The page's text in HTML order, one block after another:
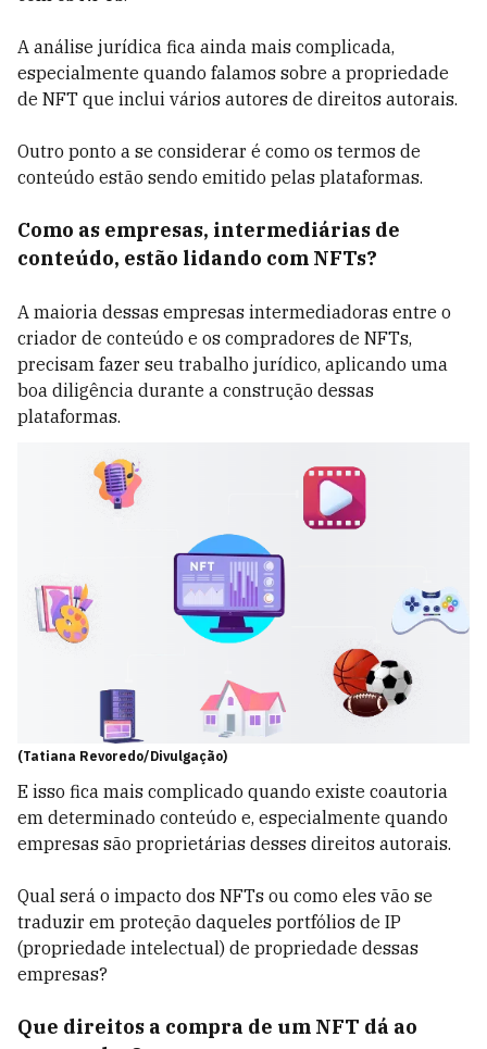
A análise jurídica fica ainda mais complicada,
especialmente quando falamos sobre a propriedade
de NFT que inclui vários autores de direitos autorais.
Outro ponto a se considerar é como os termos de
conteúdo estão sendo emitido pelas plataformas.
Como as empresas, intermediárias de
conteúdo, estão lidando com NFTs?
A maioria dessas empresas intermediadoras entre o
criador de conteúdo e os compradores de NFTs,
precisam fazer seu trabalho jurídico, aplicando uma
boa diligência durante a construção dessas
plataformas.
(Tatiana Revoredo/Divulgação)
E isso fica mais complicado quando existe coautoria
em determinado conteúdo e, especialmente quando
empresas são proprietárias desses direitos autorais.
Qual será o impacto dos NFTs ou como eles vão se
traduzir em proteção daqueles portfólios de IP
(propriedade intelectual) de propriedade dessas
empresas?
Que direitos a compra de um NFT dá ao